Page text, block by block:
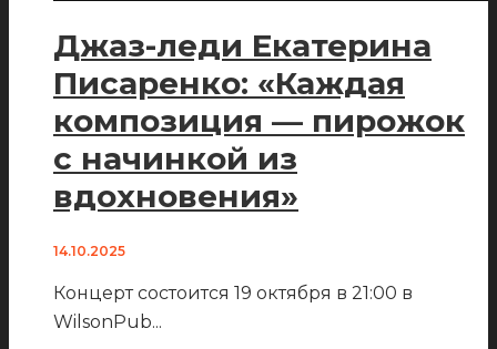
Джаз-леди Екатерина
Писаренко: «Каждая
композиция — пирожок
с начинкой из
вдохновения»
14.10.2025
Концерт состоится 19 октября в 21:00 в
WilsonPub...